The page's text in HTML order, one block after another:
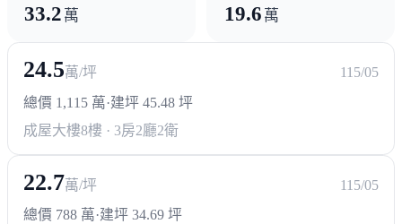
33.2 萬 19.6 萬
24.5萬/坪
115/05
總價 1,115 萬·建坪 45.48 坪
成屋大樓8樓 · 3房2廳2衛
22.7萬/坪
115/05
總價 788 萬·建坪 34.69 坪